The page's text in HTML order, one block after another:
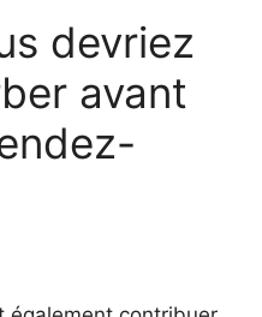
devriez
avant